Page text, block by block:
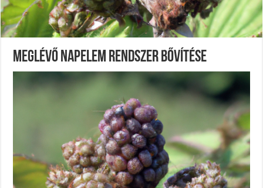
Meglévő Napelem Rendszer Bővítése